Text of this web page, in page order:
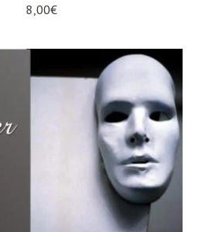
8,00€